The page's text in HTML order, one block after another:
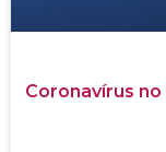
Coronavírus